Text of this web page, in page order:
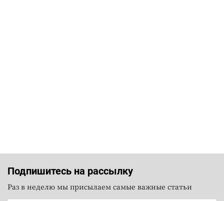
Подпишитесь на рассылку
Раз в неделю мы присылаем самые важные статьи